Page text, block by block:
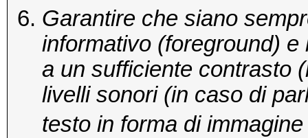
Garantire che siano
informativo (foreground)
a un sufficiente contrasto
livelli sonori (in caso di
testo in forma di